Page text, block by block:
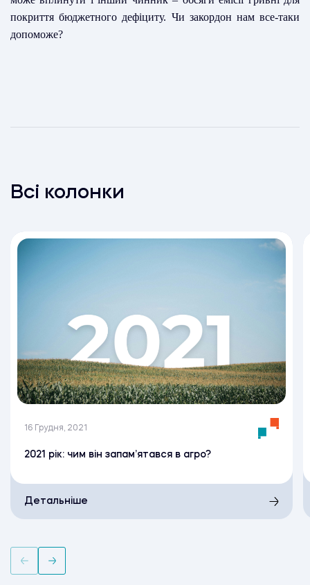
покриття бюджетного дефіциту. Чи закордон нам все-таки
допоможе?
Всі колонки
16 Грудня, 2021
2021 рік: чим він запам’ятався в агро?
Детальніше